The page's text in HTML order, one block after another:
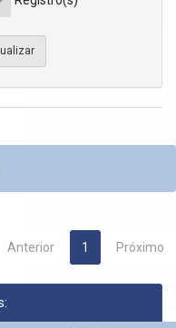
Anterior 1 Próximo